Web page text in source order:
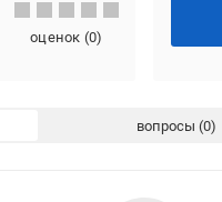
оценок (0)
вопросы